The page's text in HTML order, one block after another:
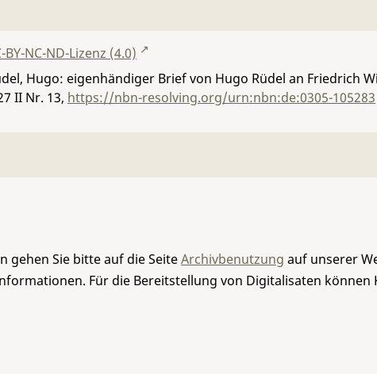
BY-NC-ND-Lizenz (4.0)
Hugo: eigenhändiger Brief von Hugo Rüdel an Friedrich
II Nr. 13, https://nbn-resolving.org/urn:nbn:de:0305-105283
gehen Sie bitte auf die SeiteArchivbenutzung auf unserer
Für die Bereitstellung von Digitalisaten können